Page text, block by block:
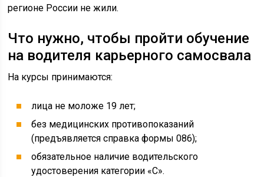
регионе России не жили.
Что нужно, чтобы пройти обучение
на водителя карьерного самосвала
На курсы принимаются:
лица не моложе 19 лет;
без медицинских противопоказаний
(предъявляется справка формы 086);
обязательное наличие водительского
удостоверения категории «С».